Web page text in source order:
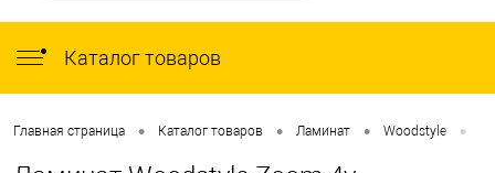
Каталог товаров
Главная страница • Каталог товаров • Ламинат • Woodstyle •